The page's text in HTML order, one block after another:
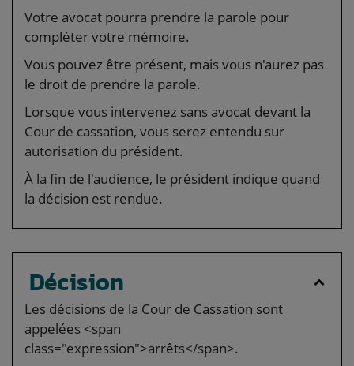
Votre avocat pourra prendre la parole pour
compléter votre mémoire.
Vous pouvez être présent, mais vous n'aurez pas
le droit de prendre la parole.
Lorsque vous intervenez sans avocat devant la
Cour de cassation, vous serez entendu sur
autorisation du président.
À la fin de l'audience, le président indique quand
la décision est rendue.
Décision
Les décisions de la Cour de Cassation sont
appelées <span
class="expression">arrêts</span>.